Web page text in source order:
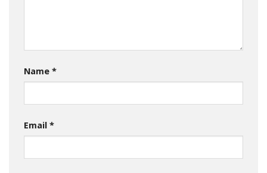
Name *
Email *